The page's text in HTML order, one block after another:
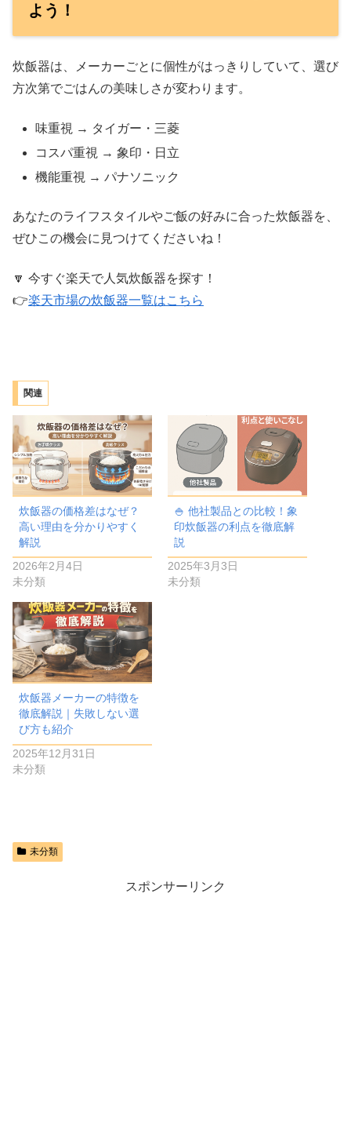
よう！
炊飯器は、メーカーごとに個性がはっきりしていて、選び
方次第でごはんの美味しさが変わります。
味重視 → タイガー・三菱
コスパ重視 → 象印・日立
機能重視 → パナソニック
あなたのライフスタイルやご飯の好みに合った炊飯器を、
ぜひこの機会に見つけてくださいね！
🔽 今すぐ楽天で人気炊飯器を探す！
👉楽天市場の炊飯器一覧はこちら
関連
炊飯器の価格差はなぜ？
高い理由を分かりやすく
解説
2026年2月4日
未分類
🍚 他社製品との比較！象
印炊飯器の利点を徹底解
説
2025年3月3日
未分類
炊飯器メーカーの特徴を
徹底解説｜失敗しない選
び方も紹介
2025年12月31日
未分類
未分類
スポンサーリンク